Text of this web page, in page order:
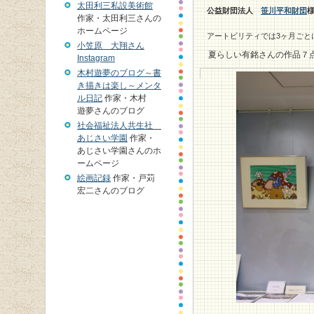
公益財団法人 笹川平和財団様
アートビリティでは3ヶ月ご
夏らしい有銘さんの作品７
太田利三私設美術館
作家・太田利三さんの
ホームページ
小笠原 大翔さん
Instagram
木村遊夢のブログ～書
き描きは楽し～メンタ
ル日記 作家・木村
遊夢さんのブログ
社会福祉法人共生社
あじさい学園 作家・
あじさい学園さんのホ
ームページ
絵画記録 作家・戸苅
宏二さんのブログ